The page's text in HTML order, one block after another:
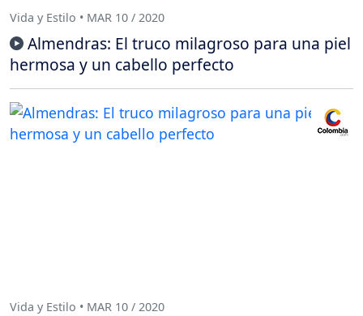
Vida y Estilo • MAR 10 / 2020
Almendras: El truco milagroso para una piel
hermosa y un cabello perfecto
Vida y Estilo • MAR 10 / 2020